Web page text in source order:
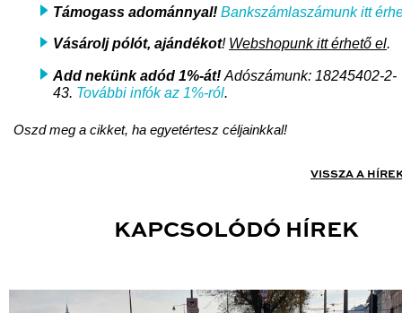
Támogass adománnyal! Bankszámlaszámunk itt
Vásárolj pólót, ajándékot! Webshopunk itt érhető el.
Add nekünk adód 1%-át! Adószámunk: 18245402-2-
43. További infók az 1%-ról.
Oszd meg a cikket, ha egyetértesz céljainkkal!
VISSZA A
KAPCSOLÓDÓ HÍREK